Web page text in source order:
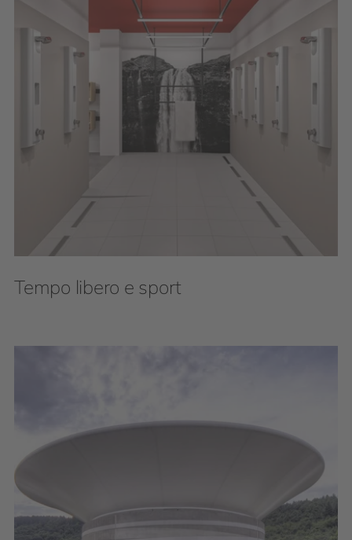
Tempo libero e sport